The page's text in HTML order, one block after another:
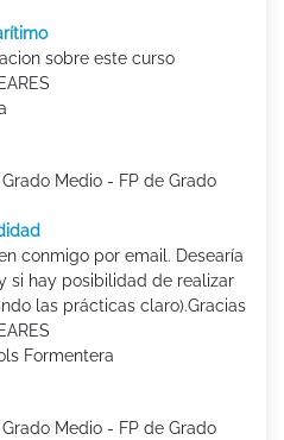
sobre este curso
Medio - FP de Grado
conmigo por email. Desearía
si hay posibilidad de realizar
las prácticas claro).Gracias
Formentera
Medio - FP de Grado